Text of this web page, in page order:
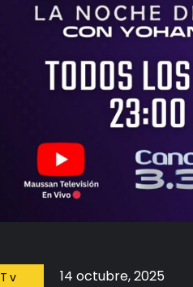
14 octubre, 2025
Tv